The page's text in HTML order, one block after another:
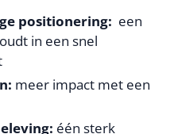
positionering: een
in een snel
meer impact met een
één sterk